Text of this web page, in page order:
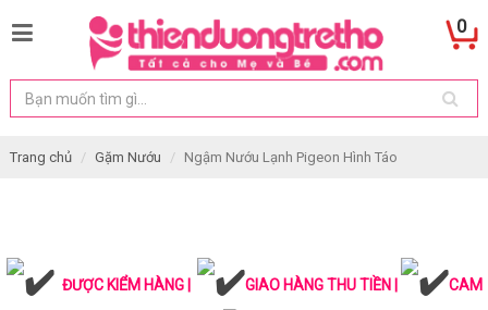
0
Trang chủ Gặm Nướu Ngậm Nướu Lạnh Pigeon Hình Táo
ĐƯỢC KIỂM HÀNG | GIAO HÀNG THU TIỀN | CAM